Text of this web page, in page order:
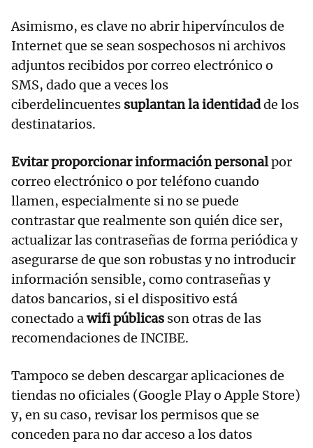
Asimismo, es clave no abrir hipervínculos de
Internet que se sean sospechosos ni archivos
adjuntos recibidos por correo electrónico o
SMS, dado que a veces los
ciberdelincuentes suplantan la identidadde los
destinatarios.
Evitar proporcionar información personalpor
correo electrónico o por teléfono cuando
llamen, especialmente si no se puede
contrastar que realmente son quién dice ser,
actualizar las contraseñas de forma periódica y
asegurarse de que son robustas y no introducir
información sensible, como contraseñas y
datos bancarios, si el dispositivo está
conectado awifi públicas son otras de las
recomendaciones de INCIBE.
Tampoco se deben descargar aplicaciones de
tiendas no oficiales (Google Play o Apple Store)
y, en su caso, revisar los permisos que se
conceden para no dar acceso a los datos